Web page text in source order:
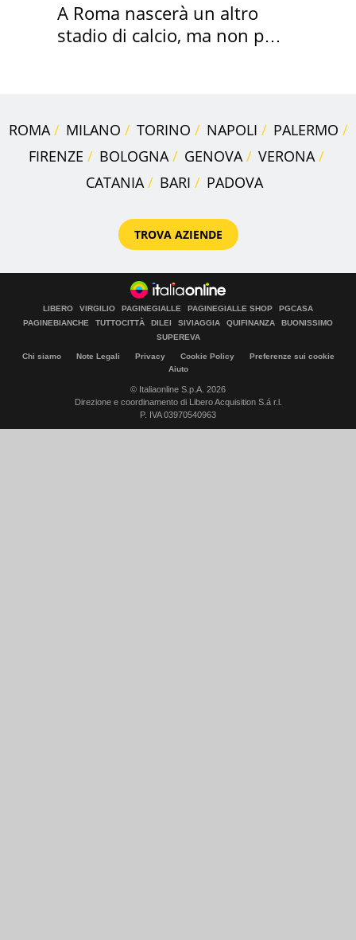
A Roma nascerà un altro
stadio di calcio, ma non per
ROMA MILANO TORINO NAPOLI
PALERMO
FIRENZE
BOLOGNA GENOVA
VERONA
CATANIA
BARI PADOVA
TROVA AZIENDE
LIBERO VIRGILIO PAGINEGIALLE PAGINEGIALLE SHOP
PGCASA
PAGINEBIANCHE
TUTTOCITTÀ DILEI SIVIAGGIA QUIFINANZA
BUONISSIMO
SUPEREVA
Chi siamo Note Legali Privacy Cookie Policy
Preferenze sui cookie
Aiuto
© Italiaonline S.p.A. 2026
Direzione e coordinamento di Libero Acquisition S.á r.l.
P. IVA 03970540963